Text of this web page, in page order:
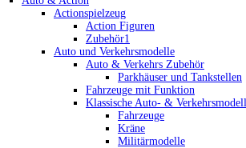
Actionspielzeug
Action Figuren
Zubehör1
Auto und Verkehrsmodelle
Auto & Verkehrs Zubehör
Parkhäuser und Tankstellen
Fahrzeuge mit Funktion
Klassische Auto- &
Fahrzeuge
Kräne
Militärmodelle